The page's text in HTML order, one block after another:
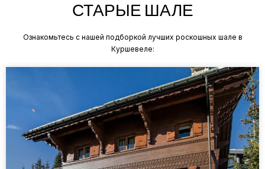
СТАРЫЕ ШАЛЕ
Ознакомьтесь с нашей подборкой лучших роскошных шале в
Куршевеле: